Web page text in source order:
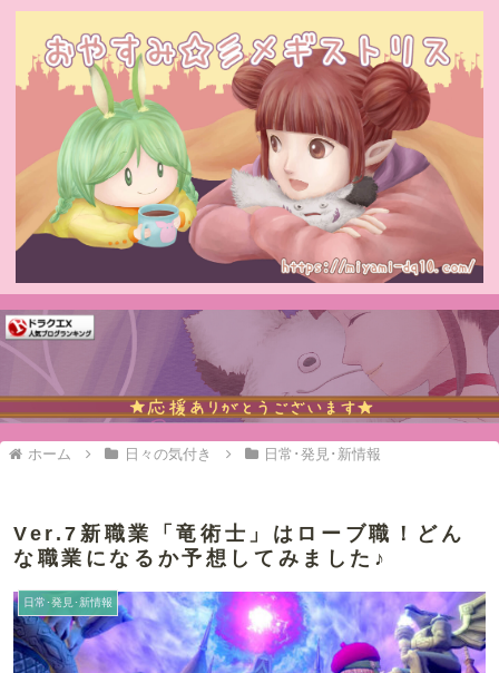
ホーム 日々の気付き 日常･発見･新情報
Ver.7新職業「竜術士」はローブ職！どん
な職業になるか予想してみました♪
日常･発見･新情報